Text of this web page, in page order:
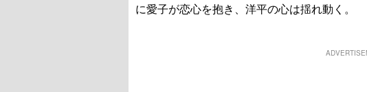
に愛子が恋心を抱き、洋平の心は揺れ動く。